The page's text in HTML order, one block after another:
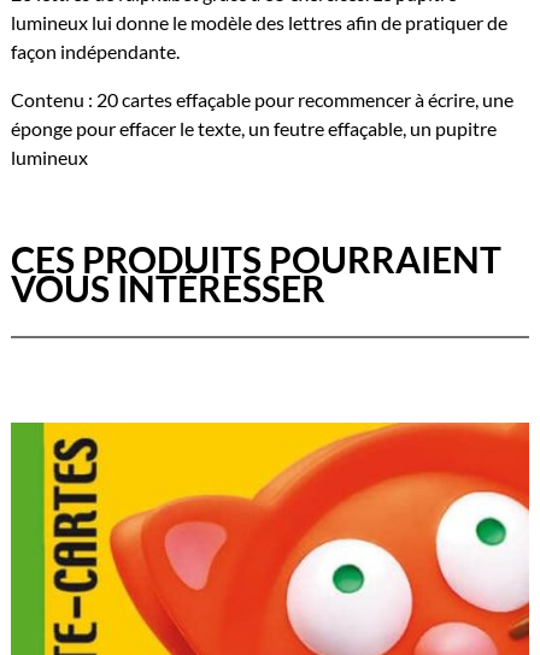
lumineux lui donne le modèle des lettres afin de pratiquer de
façon indépendante.
Contenu : 20 cartes effaçable pour recommencer à écrire, une
éponge pour effacer le texte, un feutre effaçable, un pupitre
lumineux
CES PRODUITS POURRAIENT
VOUS INTÉRESSER